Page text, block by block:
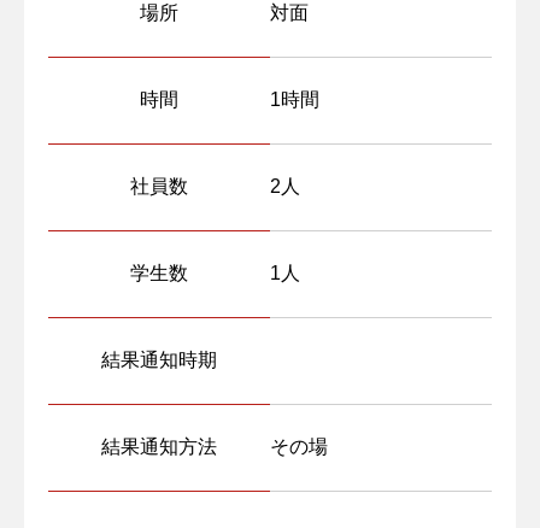
場所 対面
時間 1時間
社員数 2人
学生数 1人
結果通知時期
結果通知方法 その場